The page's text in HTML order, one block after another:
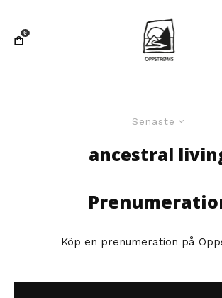
0
Senaste
ancestral
Köp en prenumeration på